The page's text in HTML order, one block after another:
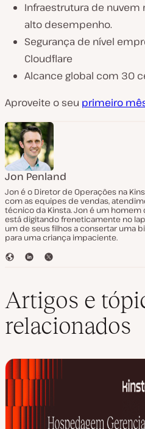
Infraestrutura de
alto desempenho.
Segurança de nível
Cloudflare
Alcance global com 30
Aproveite o seu primeiro
Jon Penland
Jon é o Diretor de Operações na
com as equipes de vendas,
técnico da Kinsta. Jon é um homem
está digitando freneticamente no
um de seus filhos a consertar uma
para uma criança impaciente.
S
L
e
d
n
T
t
e
r
Artigos e
relacionados